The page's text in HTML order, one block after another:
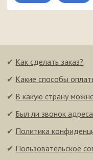
✔ Как сделать заказ?
✔ Какие способы
✔ В какую страну
✔ Был ли звонок
✔ Политика
✔ Пользовательское